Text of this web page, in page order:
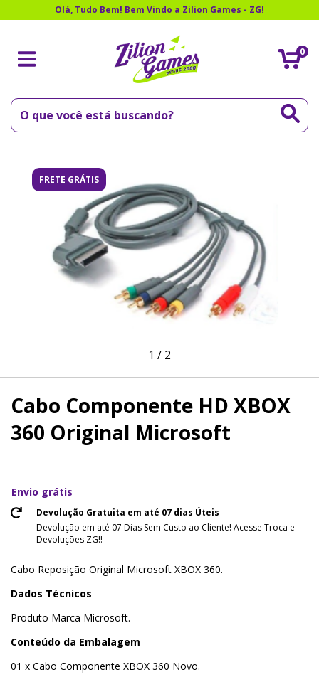
Olá, Tudo Bem! Bem Vindo a Zilion Games - ZG!
0
FRETE GRÁTIS
1 / 2
Cabo Componente HD XBOX
360 Original Microsoft
Envio grátis
Devolução Gratuita em até 07 dias Úteis
Devolução em até 07 Dias Sem Custo ao Cliente! Acesse Troca e
Devoluções ZG!!
Cabo Reposição Original Microsoft XBOX 360.
Dados Técnicos
Produto Marca Microsoft.
Conteúdo da Embalagem
01 x Cabo Componente XBOX 360 Novo.